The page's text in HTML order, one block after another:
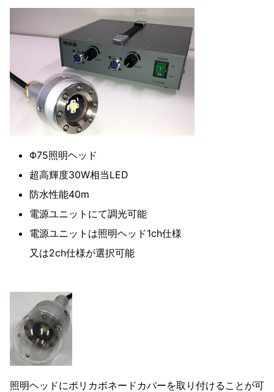
Φ75照明ヘッド
超高輝度30W相当LED
防水性能40m
電源ユニットにて調光可能
電源ユニットは照明ヘッド1ch仕様
又は2ch仕様が選択可能
照明ヘッドにポリカボネードカバーを取り付けることが可